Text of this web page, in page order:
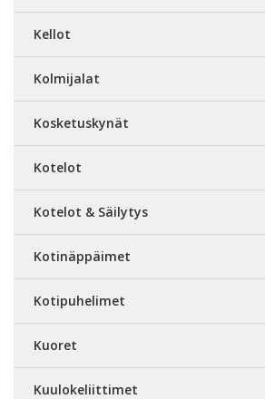
Kellot
Kolmijalat
Kosketuskynät
Kotelot
Kotelot & Säilytys
Kotinäppäimet
Kotipuhelimet
Kuoret
Kuulokeliittimet